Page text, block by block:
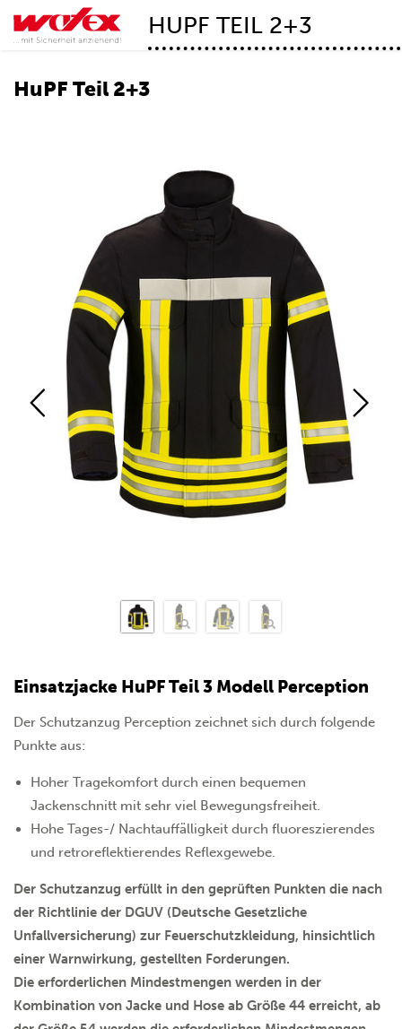
HUPF TEIL 2+3
HuPF Teil 2+3
Einsatzjacke HuPF Teil 3 Modell Perception
Der Schutzanzug Perception zeichnet sich durch folgende
Punkte aus:
Hoher Tragekomfort durch einen bequemen
Jackenschnitt mit sehr viel Bewegungsfreiheit.
Hohe Tages-/ Nachtauffälligkeit durch fluoreszierendes
und retroreflektierendes Reflexgewebe.
Der Schutzanzug erfüllt in den geprüften Punkten die nach
der Richtlinie der DGUV (Deutsche Gesetzliche
Unfallversicherung) zur Feuerschutzkleidung, hinsichtlich
einer Warnwirkung, gestellten Forderungen.
Die erforderlichen Mindestmengen werden in der
Kombination von Jacke und Hose ab Größe 44 erreicht, ab